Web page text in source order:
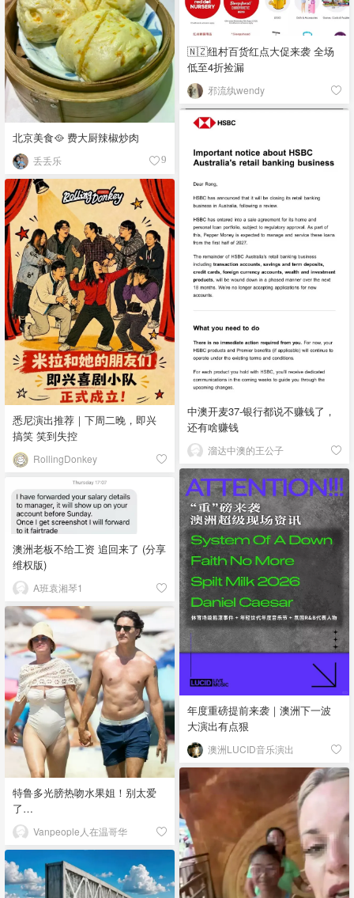
🇳🇿纽村百货红点大促来袭 全场
低至4折捡漏
邪流纨wendy
北京美食🥘 费大厨辣椒炒肉
丢丢乐 9
中澳开麦37-银行都说不赚钱了，
还有啥赚钱
溜达中澳的王公子
悉尼演出推荐｜下周二晚，即兴
搞笑 笑到失控
RollingDonkey
年度重磅提前来袭｜澳洲下一波
大演出有点狠
澳洲LUCID音乐演出
澳洲老板不给工资 追回来了 (分享
维权版)
A班袁湘琴1
特鲁多光膀热吻水果姐！别太爱
了…
Vanpeople人在温哥华